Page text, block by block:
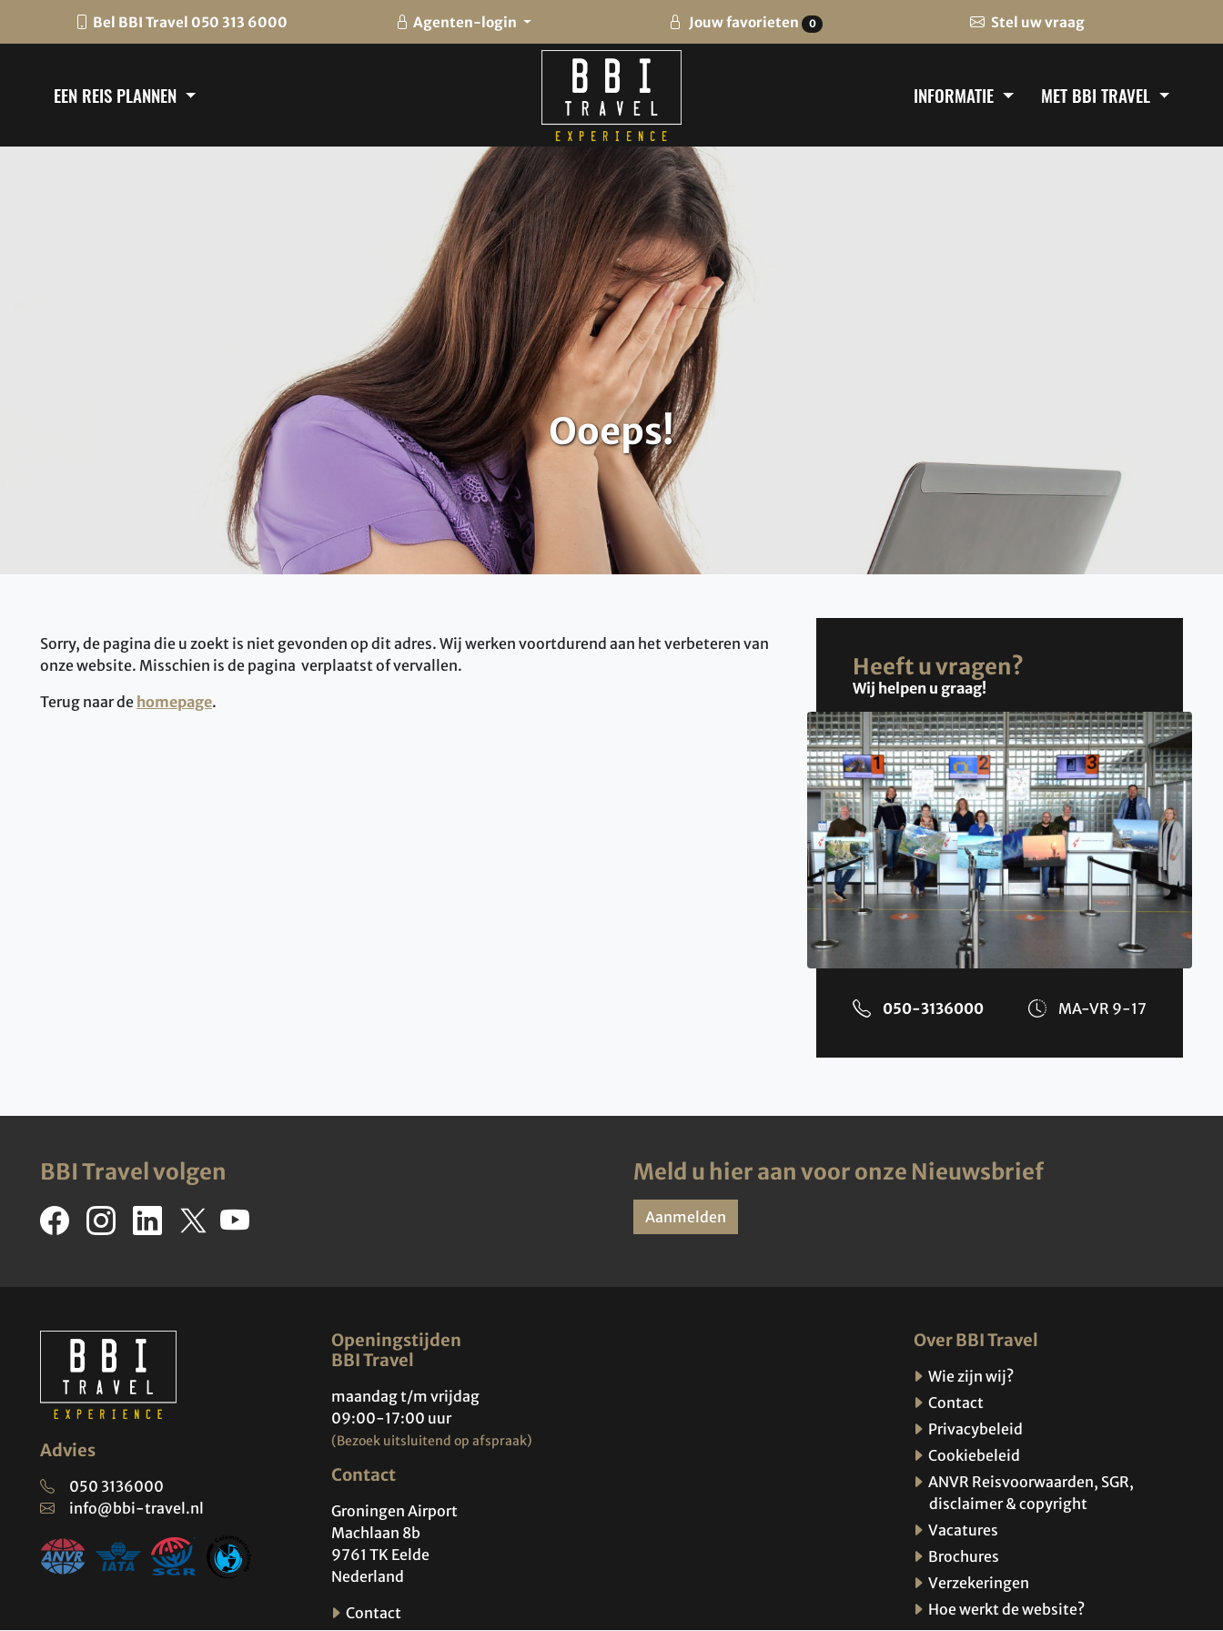
Bel BBI Travel 050 313 6000 Agenten-login Jouw favorieten 0 Stel uw vraag
EEN REIS PLANNEN INFORMATIE MET BBI TRAVEL
Ooeps!
Sorry, de pagina die u zoekt is niet gevonden op dit adres. Wij werken voortdurend aan het verbeteren van
onze website. Misschien is de pagina verplaatst of vervallen.
Terug naar de homepage.
Heeft u vragen?
Wij helpen u graag!
050-3136000 MA-VR 9-17
BBI Travel volgen Meld u hier aan voor onze Nieuwsbrief
Aanmelden
Advies
050 3136000
info@bbi-travel.nl
Openingstijden
BBI Travel
maandag t/m vrijdag
09:00-17:00 uur
(Bezoek uitsluitend op afspraak)
Contact
Groningen Airport
Machlaan 8b
9761 TK Eelde
Nederland
Contact
Over BBI Travel
Wie zijn wij?
Contact
Privacybeleid
Cookiebeleid
ANVR Reisvoorwaarden, SGR,
disclaimer & copyright
Vacatures
Brochures
Verzekeringen
Hoe werkt de website?